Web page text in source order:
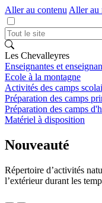
Aller au contenu Aller au
Les Chevalleyres
Enseignantes et
Ecole à la montagne
Activités des camps
Préparation des camps
Préparation des camps
Matériel à disposition
Nouveauté
Répertoire d’activités
l’extérieur durant les